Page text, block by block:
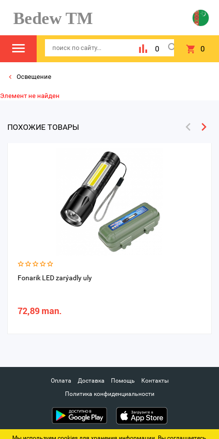
Bedew TM
0 0
Освещение
Элемент не найден
ПОХОЖИЕ ТОВАРЫ
Fonarik LED zarýadly uly
72,89 man.
Оплата Доставка Помощь
Контакты
Политика конфиденциальности